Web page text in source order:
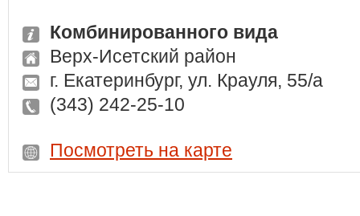
Комбинированного вида
Верх-Исетский район
г. Екатеринбург, ул. Крауля, 55/а
(343) 242-25-10
Посмотреть на карте